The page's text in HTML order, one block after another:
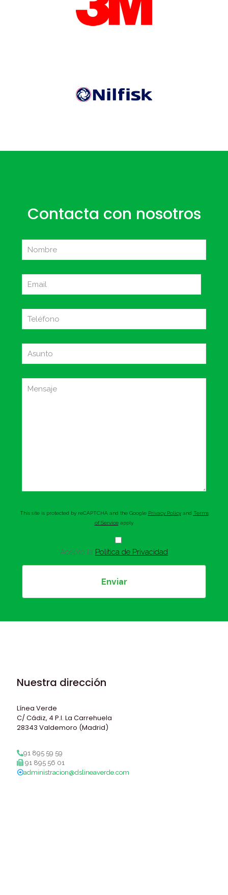
Contacta con nosotros
This site is protected by reCAPTCHA and the Google Privacy Policyand Terms
of Serviceapply.
Acepto la Política de Privacidad
Nuestra dirección
Línea Verde
C/ Cádiz, 4 P.I. La Carrehuela
28343 Valdemoro (Madrid)
91 895 59 59
91 895 56 01
administracion@dslineaverde.com